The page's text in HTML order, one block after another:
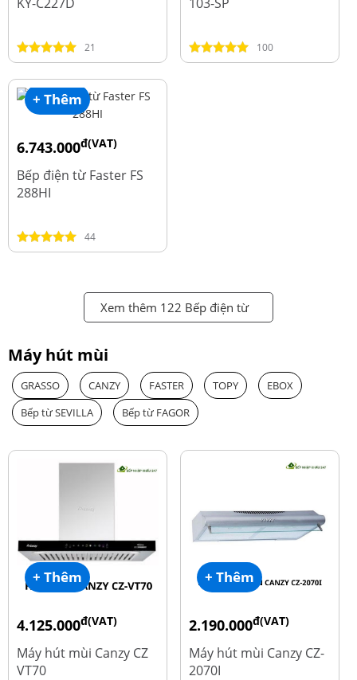
21 100
+ Thêm
6.743.000đ(VAT)
8.990.000
Bếp điện từ Faster FS
288HI
44
Xem thêm 122 Bếp điện từ
Máy hút mùi
GRASSO CANZY FASTER TOPY
EBOX
Bếp từ SEVILLA
Bếp từ FAGOR
+ Thêm
4.125.000đ(VAT)
Máy hút mùi Canzy CZ
VT70
+ Thêm
2.190.000đ(VAT)
Máy hút mùi Canzy CZ-
2070I